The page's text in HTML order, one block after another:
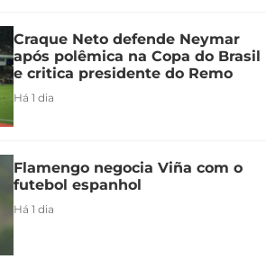
Craque Neto defende Neymar
após polêmica na Copa do Brasil
e critica presidente do Remo
Há 1 dia
Flamengo negocia Viña com o
futebol espanhol
Há 1 dia